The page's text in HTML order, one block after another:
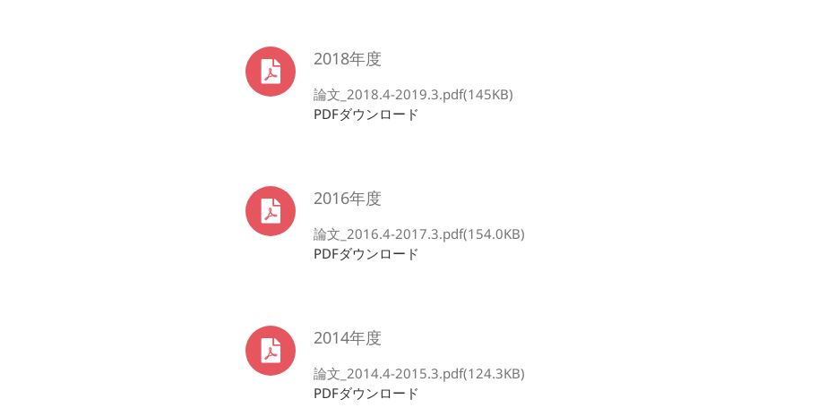
2018年度
論文_2018.4-2019.3.pdf(145KB)
PDFダウンロード
2016年度
論文_2016.4-2017.3.pdf(154.0KB)
PDFダウンロード
2014年度
論文_2014.4-2015.3.pdf(124.3KB)
PDFダウンロード